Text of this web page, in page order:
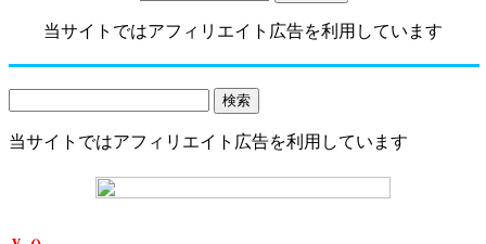
当サイトではアフィリエイト広告を利用しています
当サイトではアフィリエイト広告を利用しています